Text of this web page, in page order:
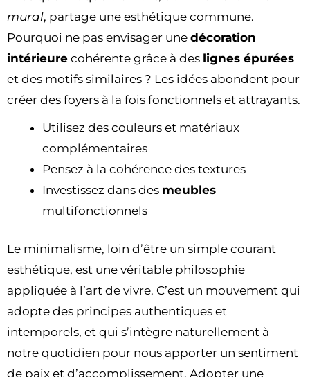
mural, partage une esthétique commune.
Pourquoi ne pas envisager une décoration
intérieure cohérente grâce à des lignes épurées
et des motifs similaires ? Les idées abondent pour
créer des foyers à la fois fonctionnels et attrayants.
Utilisez des couleurs et matériaux
complémentaires
Pensez à la cohérence des textures
Investissez dans des meubles
multifonctionnels
Le minimalisme, loin d’être un simple courant
esthétique, est une véritable philosophie
appliquée à l’art de vivre. C’est un mouvement qui
adopte des principes authentiques et
intemporels, et qui s’intègre naturellement à
notre quotidien pour nous apporter un sentiment
de paix et d’accomplissement. Adopter une